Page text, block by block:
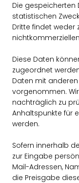
Die gespeicherten
statistischen
Dritte findet weder
Diese Daten
zugeordnet
Daten mit
vorgenommen.
nachträglich zu
Anhaltspunkte für
werden.
Sofern innerhalb
zur Eingabe
Mail-Adressen,
die Preisgabe